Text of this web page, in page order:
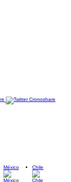
México Chile